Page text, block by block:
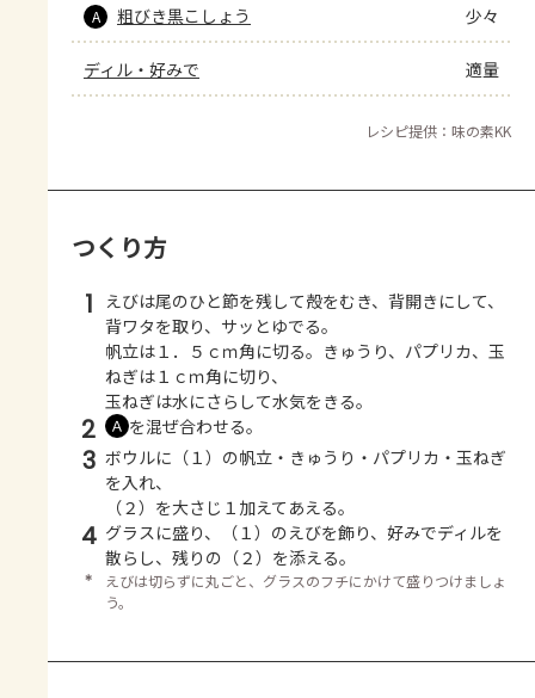
A 粗びき黒こしょう 少々
ディル・好みで 適量
レシピ提供：味の素KK
つくり方
1
えびは尾のひと節を残して殻をむき、背開きにして、
背ワタを取り、サッとゆでる。
帆立は１．５ｃｍ角に切る。きゅうり、パプリカ、玉
ねぎは１ｃｍ角に切り、
玉ねぎは水にさらして水気をきる。
2 Ａ を混ぜ合わせる。
3 ボウルに（１）の帆立・きゅうり・パプリカ・玉ねぎ
を入れ、
（２）を大さじ１加えてあえる。
4 グラスに盛り、（１）のえびを飾り、好みでディルを
散らし、残りの（２）を添える。
＊
えびは切らずに丸ごと、グラスのフチにかけて盛りつけましょ
う。